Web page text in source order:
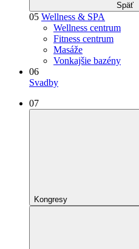
Späť
05 Wellness & SPA
Wellness centrum
Fitness centrum
Masáže
Vonkajšie bazény
06
Svadby
07
Kongresy